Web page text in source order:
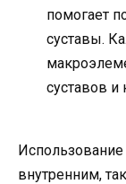
помогает
суставы.
суставов и
внутренним,